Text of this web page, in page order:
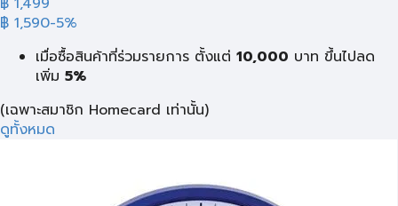
฿ 1,590-5%
เมื่อซื้อสินค้าที่ร่วมรายการ ตั้งแต่ 10,000 บาท ขึ้นไปลด
เพิ่ม 5%
(เฉพาะสมาชิก Homecard เท่านั้น)
ดูทั้งหมด